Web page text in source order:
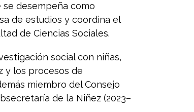
se desempeña como
de estudios y coordina el
de Ciencias Sociales.
social con niñas,
y los procesos de
miembro del Consejo
de la Niñez (2023–